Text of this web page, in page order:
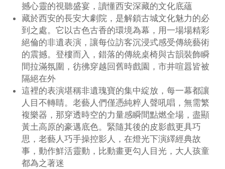
撼心靈的視聽盛宴，讀懂西安深藏的文化底蘊
藏於西安的長安大劇院，是解鎖古城文化魅力的必
到之處。它以古色古香的環境為幕，用一場場精彩
絕倫的非遺表演，讓每位訪客沉浸式感受傳統藝術
的震撼。登樓而入，錯落的傳統桌椅與古韻裝飾瞬
間拉滿氛圍，彷彿穿越回舊時戲園，市井喧囂皆被
隔絕在外
這裡的表演堪稱非遺瑰寶的集中綻放，每一幕都讓
人目不轉睛。老藝人們僅憑純粹人聲吼唱，無需繁
複樂器，那穿透時空的力量感瞬間點燃全場，盡顯
黃土高原的豪邁底色。緊隨其後的皮影戲更具巧
思，老藝人巧手操控影人，在燈光下演繹經典故
事，動作鮮活靈動，比動畫更勾人目光，大人孩童
都為之著迷